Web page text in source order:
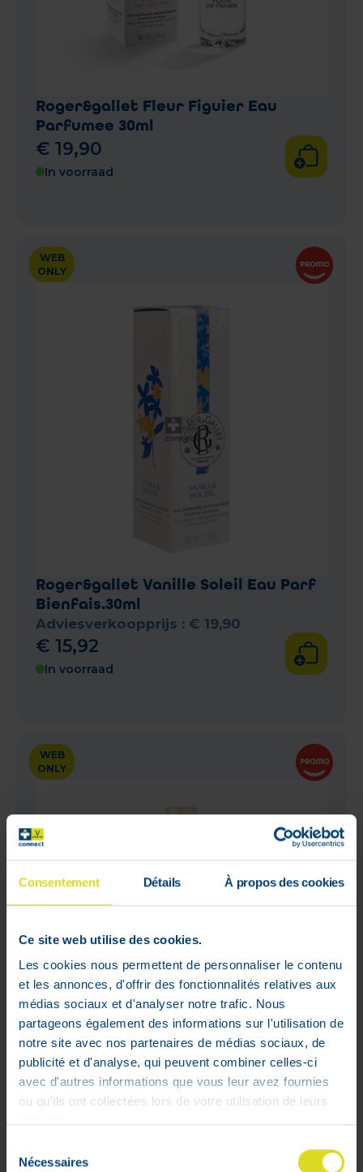
Consentement Détails À propos des cookies
Ce site web utilise des cookies.
Les cookies nous permettent de personnaliser le contenu
et les annonces, d'offrir des fonctionnalités relatives aux
médias sociaux et d'analyser notre trafic. Nous
partageons également des informations sur l'utilisation de
notre site avec nos partenaires de médias sociaux, de
publicité et d'analyse, qui peuvent combiner celles-ci
avec d'autres informations que vous leur avez fournies
ou qu'ils ont collectées lors de votre utilisation de leurs
Nécessaires
Roger&gallet Fleur Figuier Eau
Parfumee 30ml
€ 19,90
In voorraad
WEB
ONLY
Roger&gallet Vanille Soleil Eau Parf
Bienfais.30ml
Adviesverkoopprijs : € 19,90
€ 15,92
In voorraad
WEB
ONLY
Nuxe Hair&body Mist Sunset Bliss
100ml
Adviesverkoopprijs :€29,90
In voorraad